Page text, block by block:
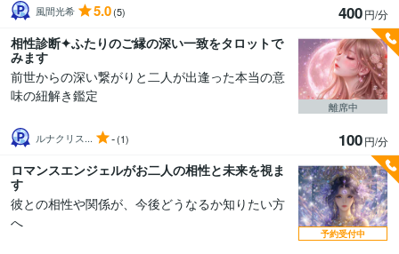
風間光希 5.0(5) 400円/分
相性診断✦ふたりのご縁の深い一致をタロットで
みます
前世からの深い繋がりと二人が出逢った本当の意
味の紐解き鑑定
ルナクリス... -(1) 100円/分
離席中
ロマンスエンジェルがお二人の相性と未来を視ま
す
彼との相性や関係が、今後どうなるか知りたい方
へ
予約受付中